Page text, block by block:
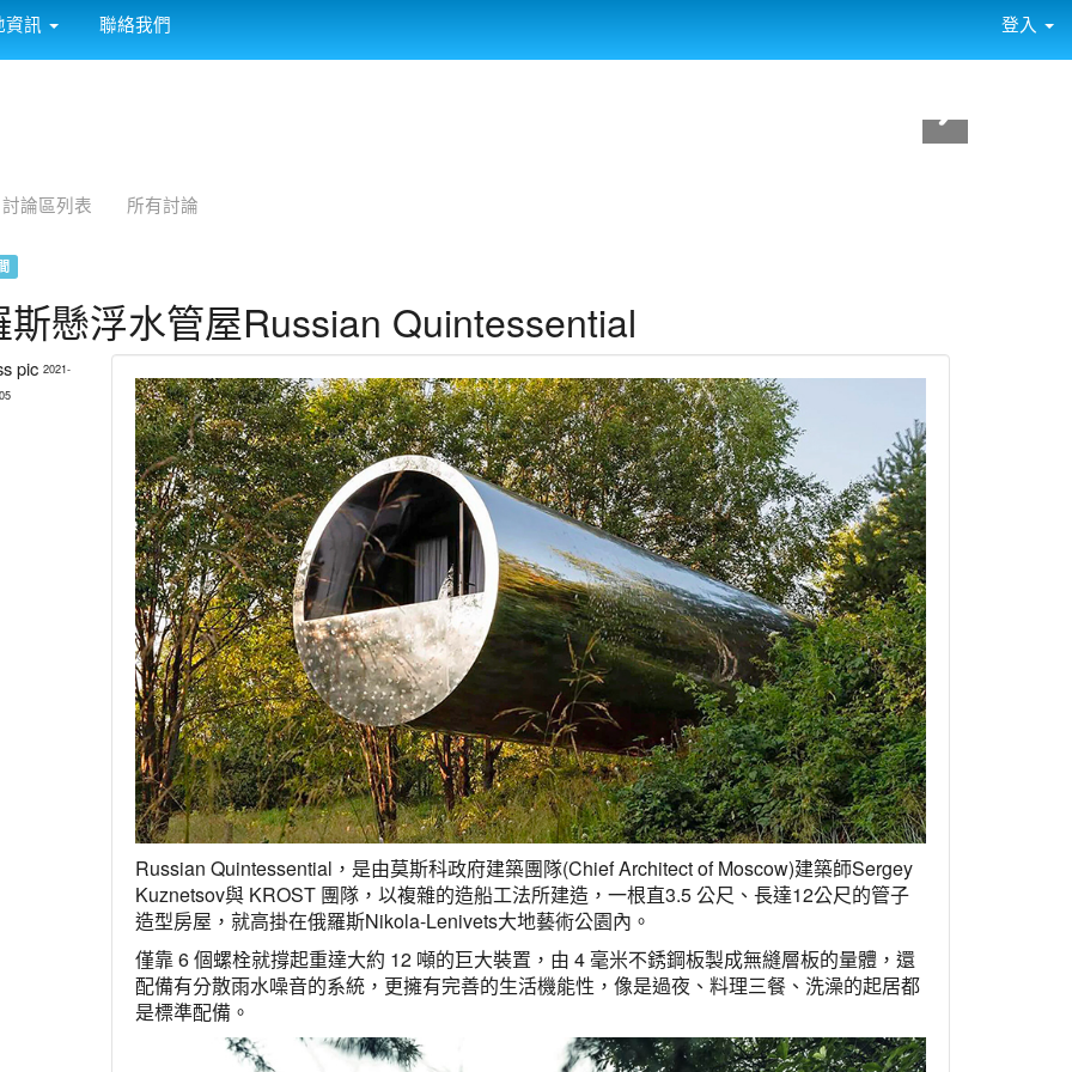
訊 聯絡我們 登入
討論區列表 所有討論
斯懸浮水管屋Russian Quintessential
2021-
Russian Quintessential，是由莫斯科政府建築團隊(Chief Architect of Moscow)建築師Sergey
Kuznetsov與 KROST 團隊，以複雜的造船工法所建造，一根直3.5 公尺、長達12公尺的管子
造型房屋，就高掛在俄羅斯Nikola-Lenivets大地藝術公園內。
僅靠 6 個螺栓就撐起重達大約 12 噸的巨大裝置，由 4 毫米不銹鋼板製成無縫層板的量體，還
配備有分散雨水噪音的系統，更擁有完善的生活機能性，像是過夜、料理三餐、洗澡的起居都
是標準配備。